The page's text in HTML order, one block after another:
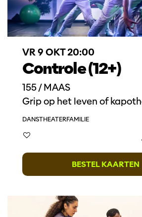
Controle (12+)
155 / MAAS
VR 9 OKT20:00
Grip op het leven of
DANSTHEATERFAMILIE
BESTEL KAARTEN